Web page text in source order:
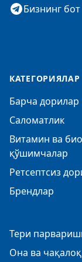
Бизнинг бот
КАТЕГОРИЯЛАР
Барча дорилар
Саломатлик
Витамин ва
қўшимчалар
Ретсептсиз
Брендлар
Тери
Она ва чақалоқ